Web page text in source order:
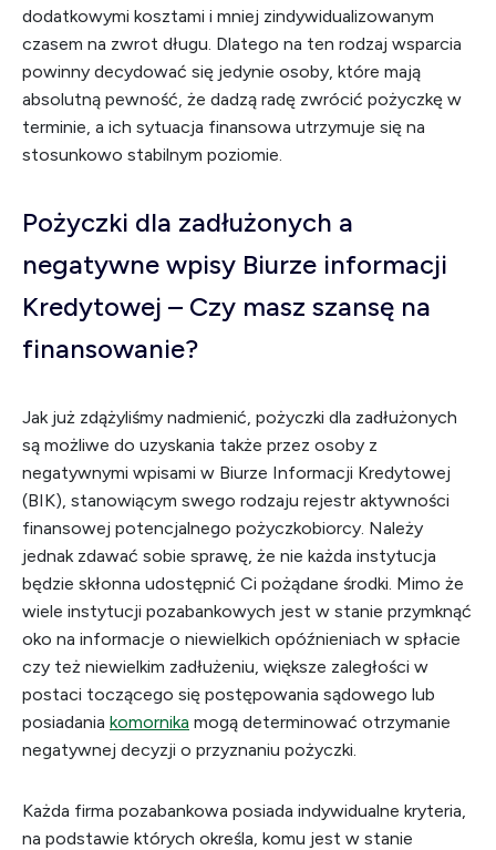
dodatkowymi kosztami i mniej zindywidualizowanym
czasem na zwrot długu. Dlatego na ten rodzaj wsparcia
powinny decydować się jedynie osoby, które mają
absolutną pewność, że dadzą radę zwrócić pożyczkę w
terminie, a ich sytuacja finansowa utrzymuje się na
stosunkowo stabilnym poziomie.
Pożyczki dla zadłużonych a
negatywne wpisy Biurze informacji
Kredytowej – Czy masz szansę na
finansowanie?
Jak już zdążyliśmy nadmienić, pożyczki dla zadłużonych
są możliwe do uzyskania także przez osoby z
negatywnymi wpisami w Biurze Informacji Kredytowej
(BIK), stanowiącym swego rodzaju rejestr aktywności
finansowej potencjalnego pożyczkobiorcy. Należy
jednak zdawać sobie sprawę, że nie każda instytucja
będzie skłonna udostępnić Ci pożądane środki. Mimo że
wiele instytucji pozabankowych jest w stanie przymknąć
oko na informacje o niewielkich opóźnieniach w spłacie
czy też niewielkim zadłużeniu, większe zaległości w
postaci toczącego się postępowania sądowego lub
posiadania komornika mogą determinować otrzymanie
negatywnej decyzji o przyznaniu pożyczki.
Każda firma pozabankowa posiada indywidualne kryteria,
na podstawie których określa, komu jest w stanie